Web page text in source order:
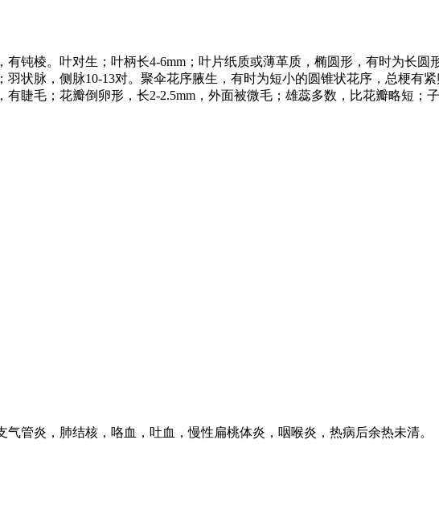
钝棱。叶对生；叶柄长4-6mm；叶片纸质或薄革质，椭圆形，有时为长圆
状脉，侧脉10-13对。聚伞花序腋生，有时为短小的圆锥状花序，总梗有
睫毛；花瓣倒卵形，长2-2.5mm，外面被微毛；雄蕊多数，比花瓣略短；
管炎，肺结核，咯血，吐血，慢性扁桃体炎，咽喉炎，热病后余热未清。